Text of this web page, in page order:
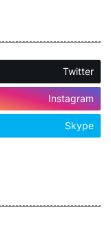
Twitter
Instagram
Skype